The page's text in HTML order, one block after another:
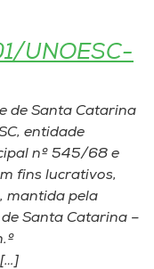
UNOESC-
de Santa Catarina
entidade
nº 545/68 e
fins lucrativos,
mantida pela
Santa Catarina –